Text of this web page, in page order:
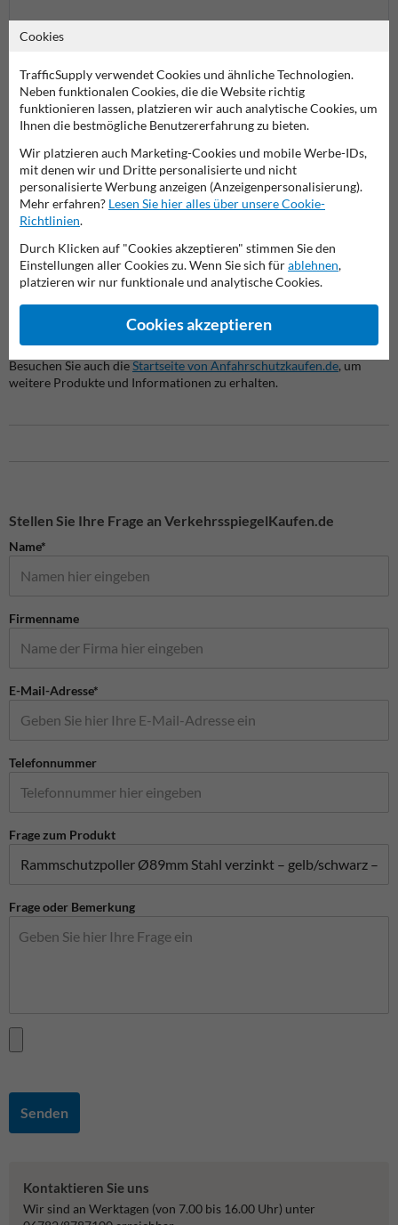
Fester Anfahrschutz dank Rammschutzpoller mit
Dieser Rammschutzpoller Ø89mm mit festem Bodenanker eignet
sich besonders für Bereiche, in denen eine dauerhafte Verankerung
notwendig ist – wie an Einfahrten, Laderampen oder Zufahrtswegen.
Durch die tiefgehende Verankerung im Untergrund bietet er
besonders hohe Stabilität bei häufiger oder starker Belastung durch
Fahrzeuge. Die gelb/schwarze Warnmarkierung macht den Poller
zudem gut sichtbar und reduziert die Kollisionsgefahr.
Besuchen Sie auch dieStartseite von Anfahrschutzkaufen.de, um
weitere Produkte und Informationen zu erhalten.
Stellen Sie Ihre Frage an VerkehrsspiegelKaufen.de
Name*
Firmenname
E-Mail-Adresse*
Telefonnummer
Frage zum Produkt
Frage oder Bemerkung
Senden
Kontaktieren Sie uns
Wir sind an Werktagen (von 7.00 bis 16.00 Uhr) unter
Cookies
TrafficSupply verwendet Cookies und ähnliche Technologien.
Neben funktionalen Cookies, die die Website richtig
funktionieren lassen, platzieren wir auch analytische Cookies, um
Ihnen die bestmögliche Benutzererfahrung zu bieten.
Wir platzieren auch Marketing-Cookies und mobile Werbe-IDs,
mit denen wir und Dritte personalisierte und nicht
personalisierte Werbung anzeigen (Anzeigenpersonalisierung).
Mehr erfahren? Lesen Sie hier alles über unsere Cookie-
Richtlinien.
Durch Klicken auf "Cookies akzeptieren" stimmen Sie den
Einstellungen aller Cookies zu. Wenn Sie sich fürablehnen,
platzieren wir nur funktionale und analytische Cookies.
Cookies akzeptieren